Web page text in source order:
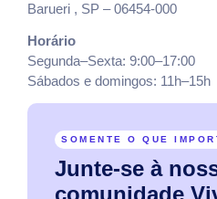
Barueri , SP – 06454-000
Horário
Segunda–Sexta: 9:00–17:00
Sábados e domingos: 11h–15h
SOMENTE O QUE
Junte-se à
comunidade